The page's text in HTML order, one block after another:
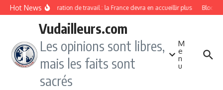
Aller au contenu
Hot NewsImmigration de travail : la France devra en accueillir plus
Vudailleurs.com
Les opinions sont libres,
mais les faits sont
sacrés
M
e
n
u